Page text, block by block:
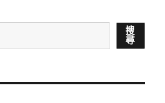
搜
尋